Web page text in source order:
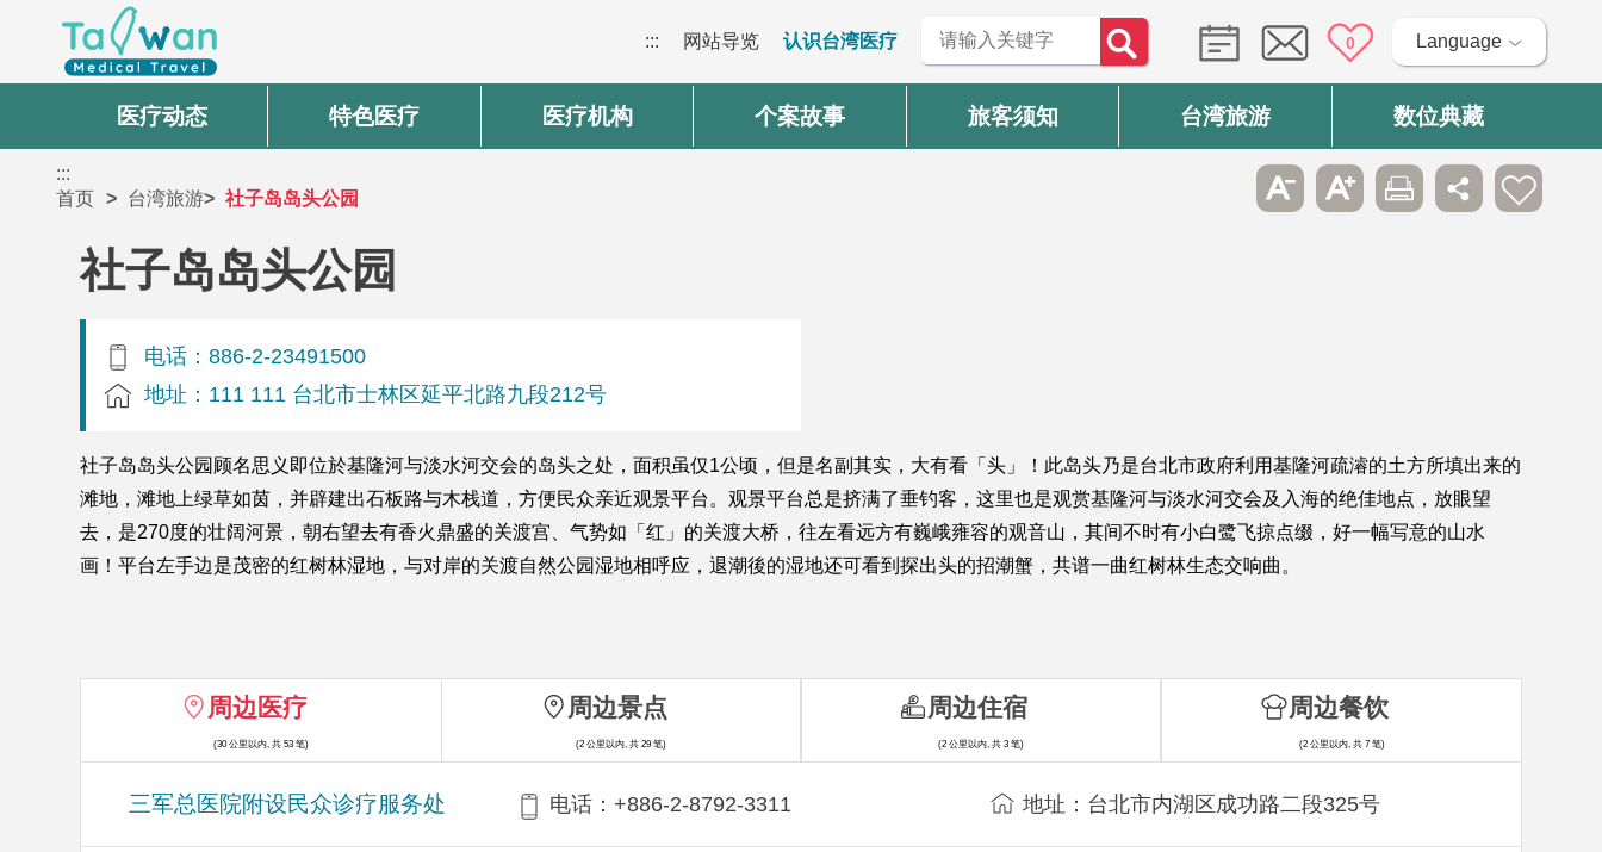
::: 网站导览 认识台湾医疗 0 Language
医疗动态 特色医疗 医疗机构 个案故事 旅客须知 台湾旅游 数位典藏
:::
首页
台湾旅游 社子岛岛头公园
社子岛岛头公园
电话：886-2-23491500
地址：111 111 台北市士林区延平北路九段212号
社子岛岛头公园顾名思义即位於基隆河与淡水河交会的岛头之处，面积虽仅1公顷，但是名副其实，大有看「头」！此岛头乃是台北市政府利用基隆河疏濬的土方所填出来的
滩地，滩地上绿草如茵，并辟建出石板路与木栈道，方便民众亲近观景平台。观景平台总是挤满了垂钓客，这里也是观赏基隆河与淡水河交会及入海的绝佳地点，放眼望
去，是270度的壮阔河景，朝右望去有香火鼎盛的关渡宫、气势如「红」的关渡大桥，往左看远方有巍峨雍容的观音山，其间不时有小白鹭飞掠点缀，好一幅写意的山水
画！平台左手边是茂密的红树林湿地，与对岸的关渡自然公园湿地相呼应，退潮後的湿地还可看到探出头的招潮蟹，共谱一曲红树林生态交响曲。
周边医疗
(30 公里以内, 共 53 笔)
三军总医院附设民众诊疗服务处 电话：+886-2-8792-3311 地址：台北市内湖区成功路二段325号
周边景点
(2 公里以内, 共 29 笔)
周边住宿
(2 公里以内, 共 3 笔)
周边餐饮
(2 公里以内, 共 7 笔)